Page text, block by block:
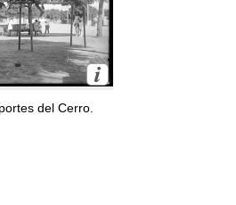
del Cerro.